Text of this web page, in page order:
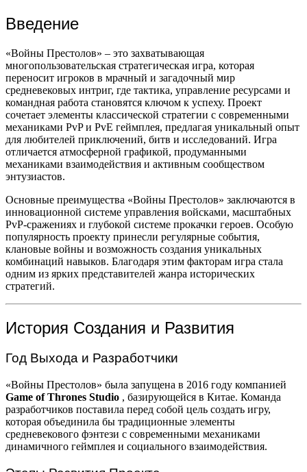
Введение
«Войны Престолов» – это захватывающая
многопользовательская стратегическая игра, которая
переносит игроков в мрачный и загадочный мир
средневековых интриг, где тактика, управление ресурсами и
командная работа становятся ключом к успеху. Проект
сочетает элементы классической стратегии с современными
механиками PvP и PvE геймплея, предлагая уникальный опыт
для любителей приключений, битв и исследований. Игра
отличается атмосферной графикой, продуманными
механиками взаимодействия и активным сообществом
энтузиастов.
Основные преимущества «Войны Престолов» заключаются в
инновационной системе управления войсками, масштабных
PvP-сражениях и глубокой системе прокачки героев. Особую
популярность проекту принесли регулярные события,
клановые войны и возможность создания уникальных
комбинаций навыков. Благодаря этим факторам игра стала
одним из ярких представителей жанра исторических
стратегий.
История Создания и Развития
Год Выхода и Разработчики
«Войны Престолов» была запущена в 2016 году компанией
Game of Thrones Studio , базирующейся в Китае. Команда
разработчиков поставила перед собой цель создать игру,
которая объединила бы традиционные элементы
средневекового фэнтези с современными механиками
динамичного геймплея и социального взаимодействия.